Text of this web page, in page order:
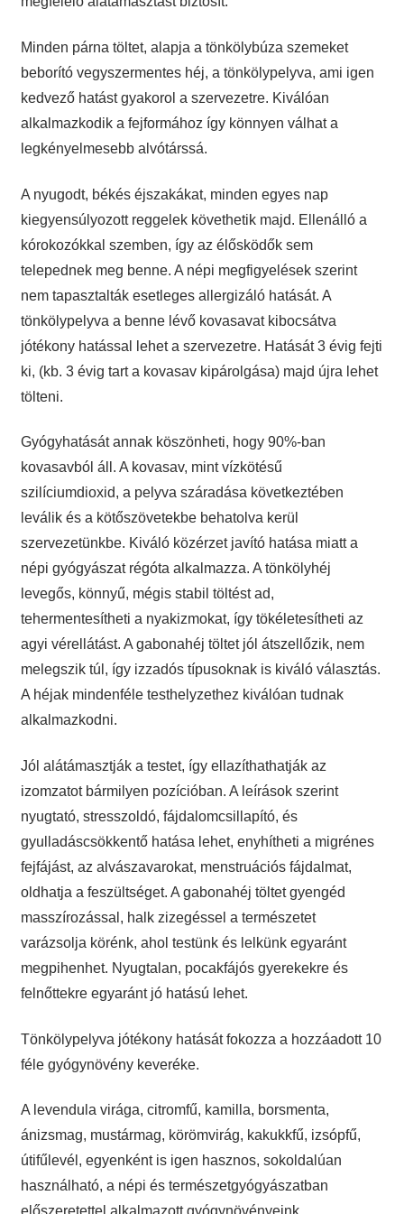
Minden párna töltet, alapja a tönkölybúza szemeket
beborító vegyszermentes héj, a tönkölypelyva, ami igen
kedvező hatást gyakorol a szervezetre. Kiválóan
alkalmazkodik a fejformához így könnyen válhat a
legkényelmesebb alvótárssá.
A nyugodt, békés éjszakákat, minden egyes nap
kiegyensúlyozott reggelek követhetik majd. Ellenálló a
kórokozókkal szemben, így az élősködők sem
telepednek meg benne. A népi megfigyelések szerint
nem tapasztalták esetleges allergizáló hatását. A
tönkölypelyva a benne lévő kovasavat kibocsátva
jótékony hatással lehet a szervezetre. Hatását 3 évig fejti
ki, (kb. 3 évig tart a kovasav kipárolgása) majd újra lehet
tölteni.
Gyógyhatását annak köszönheti, hogy 90%-ban
kovasavból áll. A kovasav, mint vízkötésű
szilíciumdioxid, a pelyva száradása következtében
leválik és a kötőszövetekbe behatolva kerül
szervezetünkbe. Kiváló közérzet javító hatása miatt a
népi gyógyászat régóta alkalmazza. A tönkölyhéj
levegős, könnyű, mégis stabil töltést ad,
tehermentesítheti a nyakizmokat, így tökéletesítheti az
agyi vérellátást. A gabonahéj töltet jól átszellőzik, nem
melegszik túl, így izzadós típusoknak is kiváló választás.
A héjak mindenféle testhelyzethez kiválóan tudnak
alkalmazkodni.
Jól alátámasztják a testet, így ellazíthathatják az
izomzatot bármilyen pozícióban. A leírások szerint
nyugtató, stresszoldó, fájdalomcsillapító, és
gyulladáscsökkentő hatása lehet, enyhítheti a migrénes
fejfájást, az alvászavarokat, menstruációs fájdalmat,
oldhatja a feszültséget. A gabonahéj töltet gyengéd
masszírozással, halk zizegéssel a természetet
varázsolja körénk, ahol testünk és lelkünk egyaránt
megpihenhet. Nyugtalan, pocakfájós gyerekekre és
felnőttekre egyaránt jó hatású lehet.
Tönkölypelyva jótékony hatását fokozza a hozzáadott 10
féle gyógynövény keveréke.
A levendula virága, citromfű, kamilla, borsmenta,
ánizsmag, mustármag, körömvirág, kakukkfű, izsópfű,
útifűlevél, egyenként is igen hasznos, sokoldalúan
használható, a népi és természetgyógyászatban